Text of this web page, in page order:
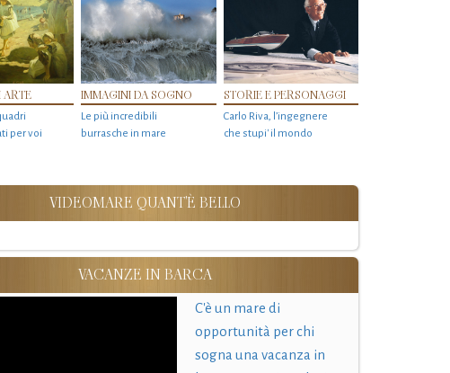
ARTE
per voi
IMMAGINI DA SOGNO
Le più incredibili
burrasche in mare
STORIE E PERSONAGGI
Carlo Riva, l’ingegnere
che stupi' il mondo
VIDEOMARE QUANT'È BELLO
VACANZE IN BARCA
C'è un mare di
opportunità per chi
sogna una vacanza in